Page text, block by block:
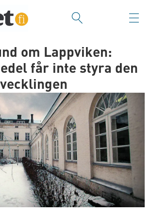
om Lappviken:
får inte styra den